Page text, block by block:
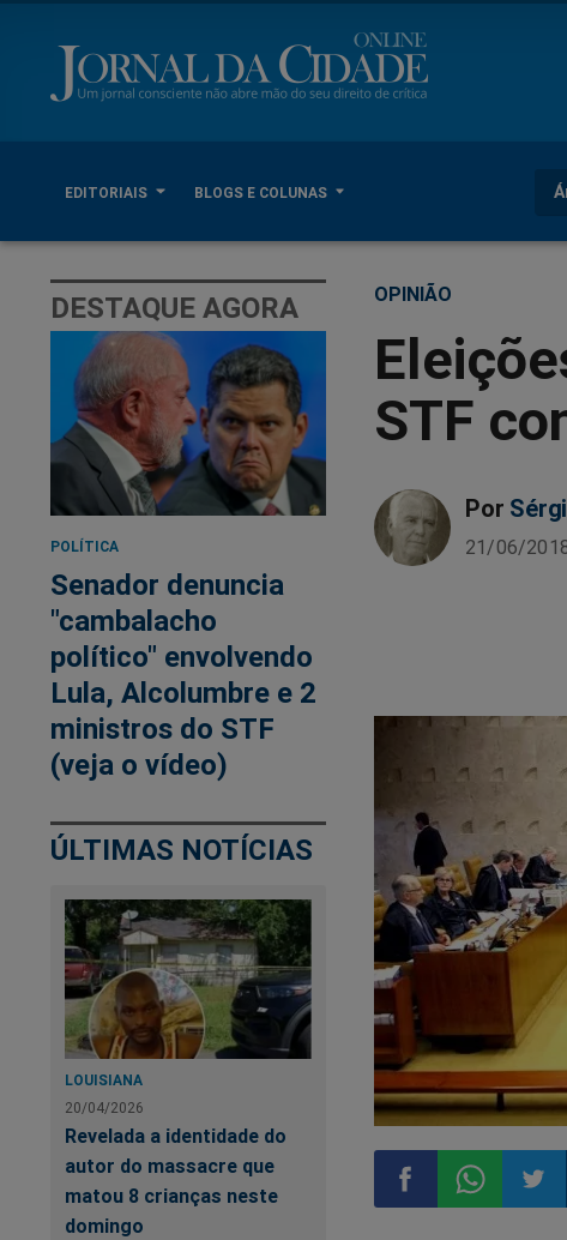
EDITORIAIS BLOGS E COLUNAS
DESTAQUE AGORA
POLÍTICA
Senador denuncia
"cambalacho
político" envolvendo
Lula, Alcolumbre e 2
ministros do STF
(veja o vídeo)
ÚLTIMAS NOTÍCIAS
LOUISIANA
20/04/2026
Revelada a identidade do
autor do massacre que
matou 8 crianças neste
domingo
OPINIÃO
STF
Por
21/06/